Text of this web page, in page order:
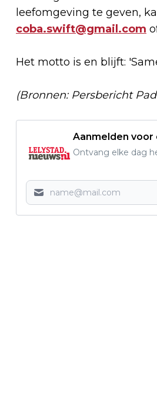
leefomgeving te geven,
coba.swift@gmail.com
Het motto is en blijft:
(Bronnen: Persbericht
Aanmelden
Ontvang elke dag